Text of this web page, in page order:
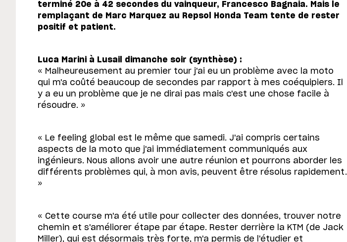
terminé 20e à 42 secondes du vainqueur, Francesco Bagnaia. Mais le
remplaçant de Marc Marquez au Repsol Honda Team tente de rester
positif et patient.
Luca Marini à Lusail dimanche soir (synthèse) :
« Malheureusement au premier tour j'ai eu un problème avec la moto
qui m'a coûté beaucoup de secondes par rapport à mes coéquipiers. Il
y a eu un problème que je ne dirai pas mais c'est une chose facile à
résoudre. »
« Le feeling global est le même que samedi. J'ai compris certains
aspects de la moto que j'ai immédiatement communiqués aux
ingénieurs. Nous allons avoir une autre réunion et pourrons aborder les
différents problèmes qui, à mon avis, peuvent être résolus rapidement.
»
« Cette course m'a été utile pour collecter des données, trouver notre
chemin et s'améliorer étape par étape. Rester derrière la KTM (de Jack
Miller), qui est désormais très forte, m'a permis de l'étudier et